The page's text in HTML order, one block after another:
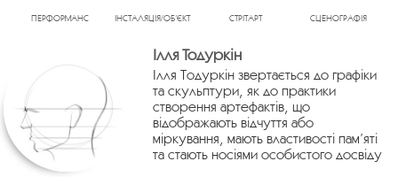
ПЕРФОРМАНС ІНСТАЛЯЦІЯ/ОБ’ЄКТ СТРІТАРТ СЦЕНОГРАФІЯ
Ілля Тодуркін
Ілля Тодуркін звертається до графіки
та скульптури, як до практики
створення артефактів, що
відображають відчуття або
міркування, мають властивості пам’яті
та стають носіями особистого досвіду